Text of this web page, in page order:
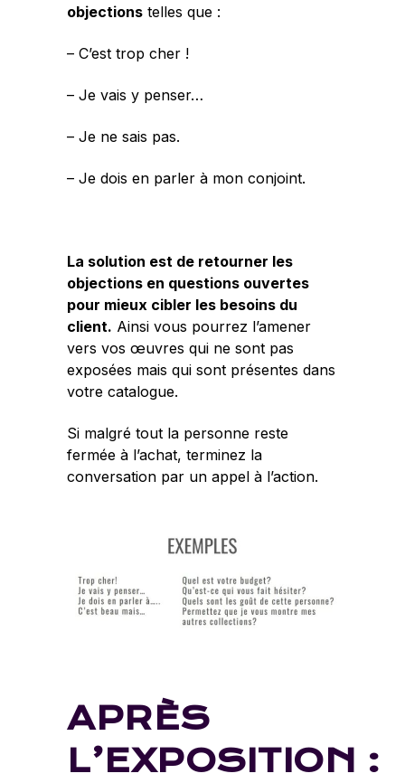
objections telles que :
– C’est trop cher !
– Je vais y penser…
– Je ne sais pas.
– Je dois en parler à mon conjoint.
La solution est de retourner les
objections en questions ouvertes
pour mieux cibler les besoins du
client. Ainsi vous pourrez l’amener
vers vos œuvres qui ne sont pas
exposées mais qui sont présentes dans
votre catalogue.
Si malgré tout la personne reste
fermée à l’achat, terminez la
conversation par un appel à l’action.
APRÈS
L’EXPOSITION :